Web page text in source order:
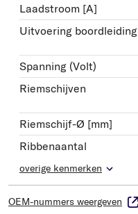
Laadstroom [A]
Uitvoering boordleiding
Spanning (Volt)
Riemschijven
Riemschijf-Ø [mm]
Ribbenaantal
overige kenmerken
OEM-nummers weergeven